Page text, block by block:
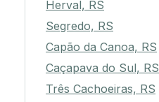
Herval, RS
Segredo, RS
Capão da Canoa, RS
Caçapava do Sul, RS
Três Cachoeiras, RS